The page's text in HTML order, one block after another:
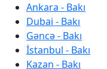
Ankara - Bakı
Dubai - Bakı
Gəncə - Bakı
İstanbul - Bakı
Kazan - Bakı